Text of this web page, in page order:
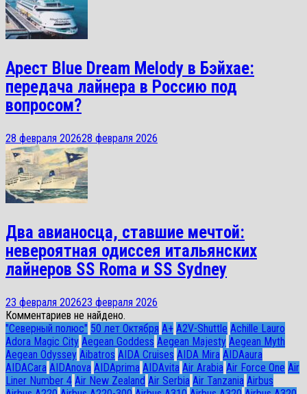
Арест Blue Dream Melody в Бэйхае:
передача лайнера в Россию под
вопросом?
28 февраля 202628 февраля 2026
Два авианосца, ставшие мечтой:
невероятная одиссея итальянских
лайнеров SS Roma и SS Sydney
23 февраля 202623 февраля 2026
Комментариев не найдено.
"Северный полюс" 50 лет Октября A+ A2V-Shuttle Achille Lauro
Adora Magic City Aegean Goddess Aegean Majesty Aegean Myth
Aegean Odyssey Aibatros AIDA Cruises AIDA Mira AIDAaura
AIDACara AIDAnova AIDAprima AIDAvita Air Arabia Air Force One Air
Liner Number 4 Air New Zealand Air Serbia Air Tanzania Airbus